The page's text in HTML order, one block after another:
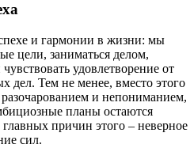
и гармонии в жизни: мы
цели, заниматься делом,
удовлетворение от
дел. Тем не менее, вместо этого
и непониманием,
планы остаются
причин этого – неверное
сил.